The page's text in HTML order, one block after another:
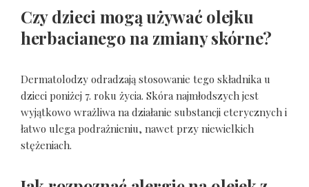
Czy dzieci mogą używać olejku
herbacianego na zmiany skórne?
Dermatolodzy odradzają stosowanie tego składnika u
dzieci poniżej 7. roku życia. Skóra najmłodszych jest
wyjątkowo wrażliwa na działanie substancji eterycznych i
łatwo ulega podrażnieniu, nawet przy niewielkich
stężeniach.